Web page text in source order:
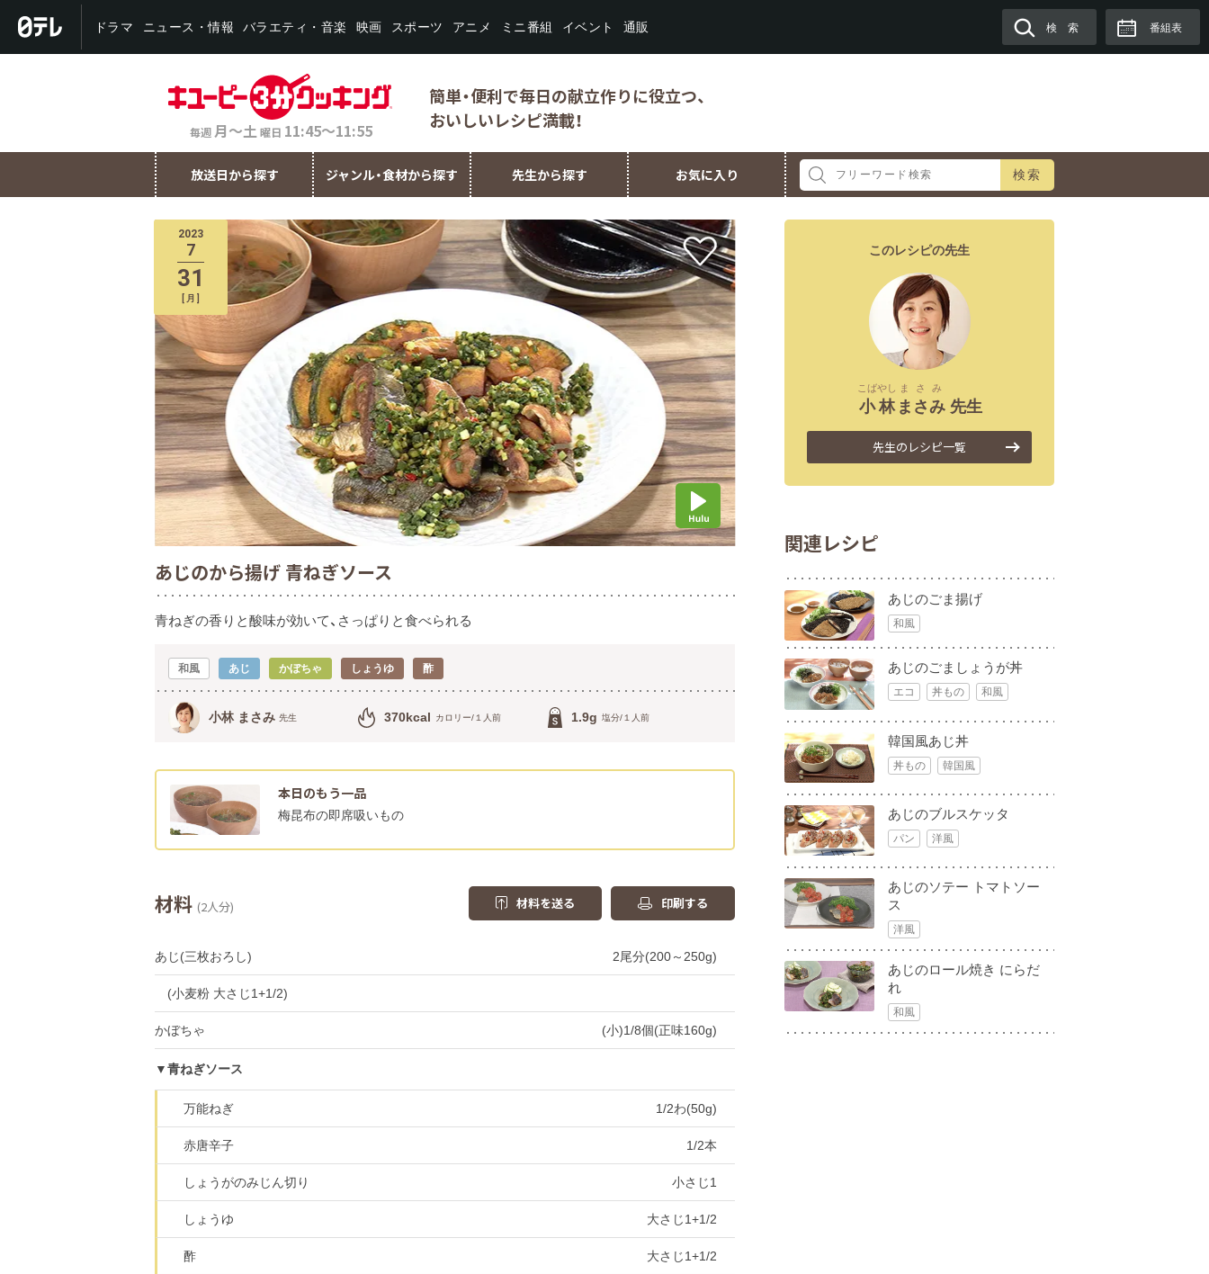
ドラマ ニュース・情報 バラエティ・音楽 映画 スポーツ アニメ ミニ番組 イベント 通販 検 索 番組表
毎週月～土 曜日 11:45～11:55
簡単・便利で毎日の献立作りに役立つ、
おいしいレシピ満載！
放送日から探す ジャンル・食材から探す 先生から探す お気に入り 検索
2023
7
31
月
あじのから揚げ 青ねぎソース
青ねぎの香りと酸味が効いて、さっぱりと食べられる
和風 あじ かぼちゃ しょうゆ 酢
小林 まさみ 先生 370kcal カロリー/１人前 1.9g 塩分/１人前
本日のもう一品
梅昆布の即席吸いもの
材料 (2人分) 材料を送る 印刷する
あじ(三枚おろし) 2尾分(200～250g)
(小麦粉 大さじ1+1/2)
かぼちゃ (小)1/8個(正味160g)
▼青ねぎソース
万能ねぎ 1/2わ(50g)
赤唐辛子 1/2本
しょうがのみじん切り 小さじ1
しょうゆ 大さじ1+1/2
酢 大さじ1+1/2
このレシピの先生
小林
こばやし
まさみ
まさみ
先生
先生のレシピ一覧
関連レシピ
あじのごま揚げ
和風
あじのごましょうが丼
エコ 丼もの 和風
韓国風あじ丼
丼もの 韓国風
あじのブルスケッタ
パン 洋風
あじのソテー トマトソー
ス
洋風
あじのロール焼き にらだ
れ
和風